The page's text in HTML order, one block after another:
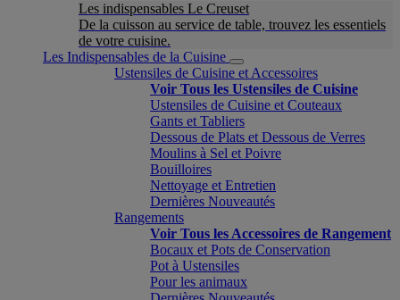
Les indispensables Le Creuset
De la cuisson au service de table, trouvez les essentiels
de votre cuisine.
Les Indispensables de la Cuisine
Ustensiles de Cuisine et Accessoires
Voir Tous les Ustensiles de Cuisine
Ustensiles de Cuisine et Couteaux
Gants et Tabliers
Dessous de Plats et Dessous de Verres
Moulins à Sel et Poivre
Bouilloires
Nettoyage et Entretien
Dernières Nouveautés
Rangements
Voir Tous les Accessoires de Rangement
Bocaux et Pots de Conservation
Pot à Ustensiles
Pour les animaux